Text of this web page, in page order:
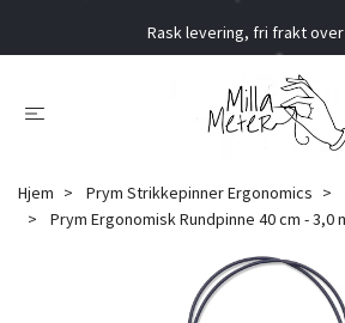
Rask levering, fri frakt over
Hjem Prym Strikkepinner Ergonomics
Prym Ergonomisk Rundpinne 40 cm - 3,0